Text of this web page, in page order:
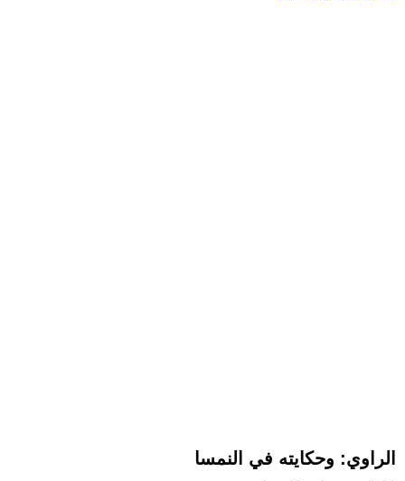
الراوي: وحكايته في النمسا